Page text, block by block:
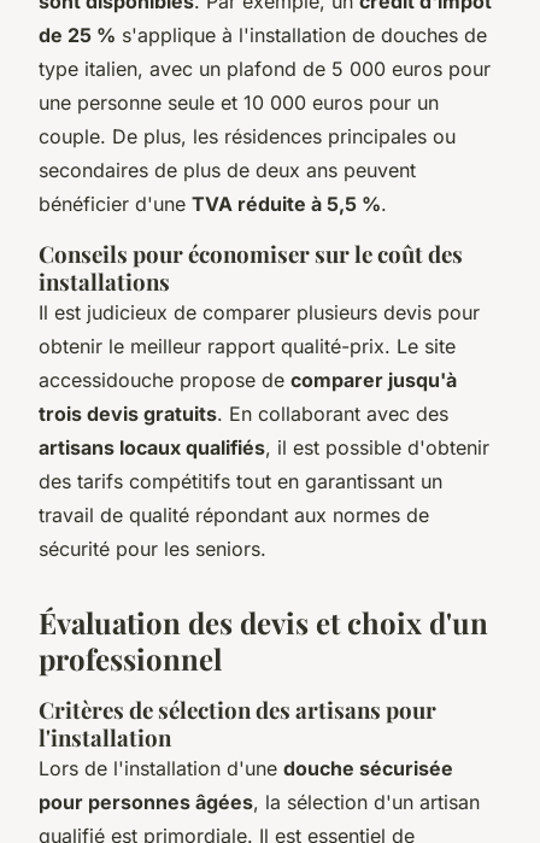
de 25 % s'applique à l'installation de douches de
type italien, avec un plafond de 5 000 euros pour
une personne seule et 10 000 euros pour un
couple. De plus, les résidences principales ou
secondaires de plus de deux ans peuvent
bénéficier d'une TVA réduite à 5,5 %.
Conseils pour économiser sur le coût des
installations
Il est judicieux de comparer plusieurs devis pour
obtenir le meilleur rapport qualité-prix. Le site
accessidouche propose de comparer jusqu'à
trois devis gratuits. En collaborant avec des
artisans locaux qualifiés, il est possible d'obtenir
des tarifs compétitifs tout en garantissant un
travail de qualité répondant aux normes de
sécurité pour les seniors.
Évaluation des devis et choix d'un
professionnel
Critères de sélection des artisans pour
l'installation
Lors de l'installation d'une douche sécurisée
pour personnes âgées, la sélection d'un artisan
qualifié est primordiale. Il est essentiel de